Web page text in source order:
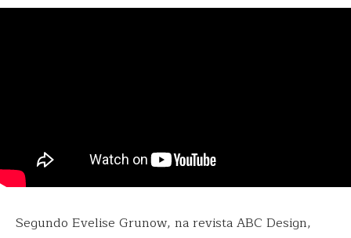
Segundo Evelise Grunow, na revista ABC Design,